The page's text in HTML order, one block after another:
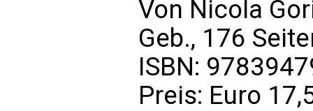
Von Nicola
Geb., 176
ISBN:
Preis: Euro